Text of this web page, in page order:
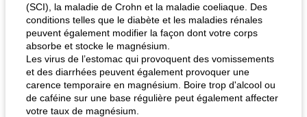
(SCI), la maladie de Crohn et la maladie coeliaque. Des
conditions telles que le diabète et les maladies rénales
peuvent également modifier la façon dont votre corps
absorbe et stocke le magnésium.
Les virus de l’estomac qui provoquent des vomissements
et des diarrhées peuvent également provoquer une
carence temporaire en magnésium. Boire trop d'alcool ou
de caféine sur une base régulière peut également affecter
votre taux de magnésium.